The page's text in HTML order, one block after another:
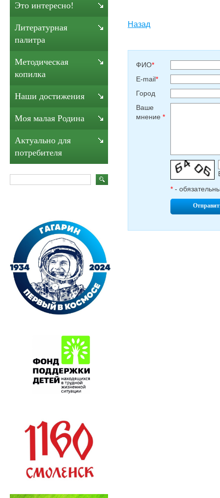
Назад
ФИО*
E-mail*
Город
Ваше
мнение *
* -
Это интересно!
Литературная
палитра
Методическая
копилка
Наши достижения
Моя малая Родина
Актуально для
потребителя